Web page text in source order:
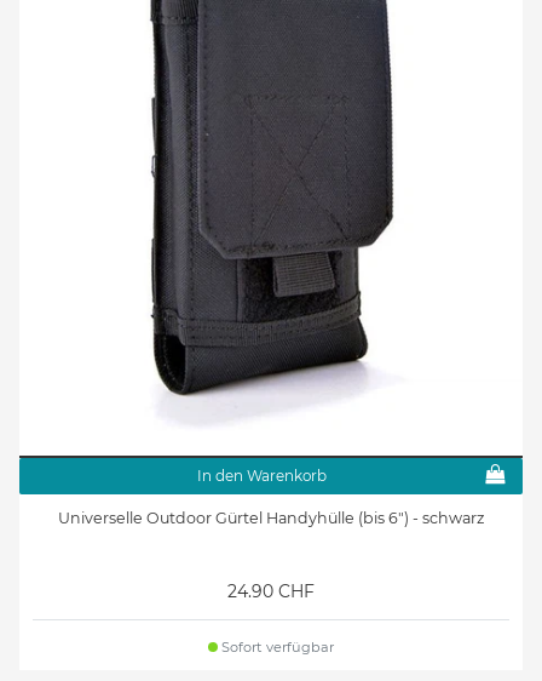
In den Warenkorb
Universelle Outdoor Gürtel Handyhülle (bis 6") - schwarz
24.90 CHF
Sofort verfügbar